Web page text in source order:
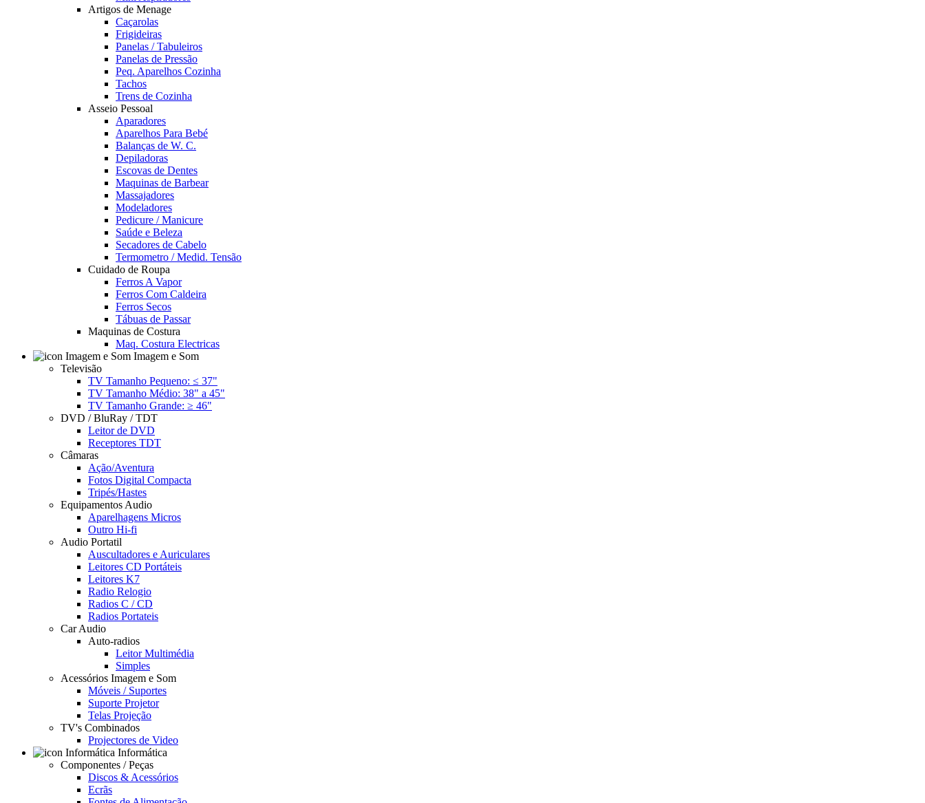
Artigos de Menage
Caçarolas
Frigideiras
Panelas / Tabuleiros
Panelas de Pressão
Peq. Aparelhos Cozinha
Tachos
Trens de Cozinha
Asseio Pessoal
Aparadores
Aparelhos Para Bebé
Balanças de W. C.
Depiladoras
Escovas de Dentes
Maquinas de Barbear
Massajadores
Modeladores
Pedicure / Manicure
Saúde e Beleza
Secadores de Cabelo
Termometro / Medid. Tensão
Cuidado de Roupa
Ferros A Vapor
Ferros Com Caldeira
Ferros Secos
Tábuas de Passar
Maquinas de Costura
Maq. Costura Electricas
Imagem e Som
Televisão
TV Tamanho Pequeno: ≤ 37"
TV Tamanho Médio: 38" a 45"
TV Tamanho Grande: ≥ 46"
DVD / BluRay / TDT
Leitor de DVD
Receptores TDT
Câmaras
Ação/Aventura
Fotos Digital Compacta
Tripés/Hastes
Equipamentos Audio
Aparelhagens Micros
Outro Hi-fi
Audio Portatil
Auscultadores e Auriculares
Leitores CD Portáteis
Leitores K7
Radio Relogio
Radios C / CD
Radios Portateis
Car Audio
Auto-radios
Leitor Multimédia
Simples
Acessórios Imagem e Som
Móveis / Suportes
Suporte Projetor
Telas Projeção
TV's Combinados
Projectores de Video
Informática
Componentes / Peças
Discos & Acessórios
Ecrãs